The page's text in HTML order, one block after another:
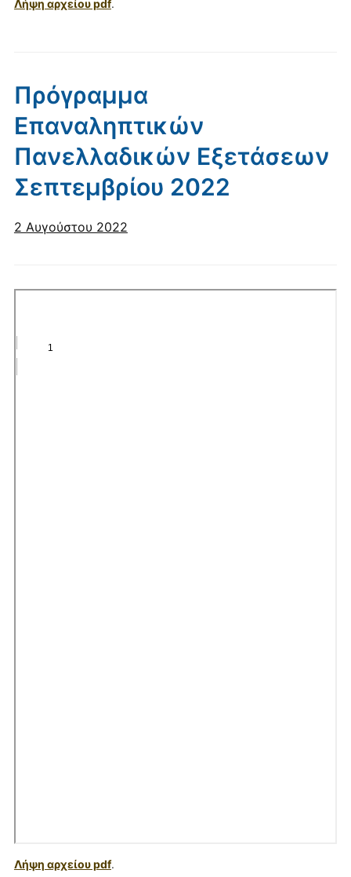
Λήψη αρχείου pdf.
Πρόγραμμα
Επαναληπτικών
Πανελλαδικών Εξετάσεων
Σεπτεμβρίου 2022
2 Αυγούστου 2022
Λήψη αρχείου pdf.